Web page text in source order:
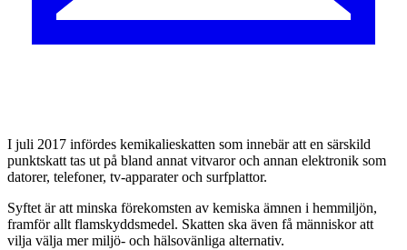
I juli 2017 infördes kemikalieskatten som innebär att en särskild
punktskatt tas ut på bland annat vitvaror och annan elektronik som
datorer, telefoner, tv-apparater och surfplattor.
Syftet är att minska förekomsten av kemiska ämnen i hemmiljön,
framför allt flamskyddsmedel. Skatten ska även få människor att
vilja välja mer miljö- och hälsovänliga alternativ.